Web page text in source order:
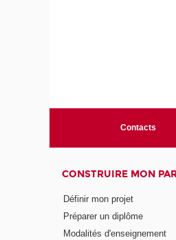
Contacts
CONSTRUIRE MON
Définir mon projet
Préparer un diplôme
Modalités d'enseignement